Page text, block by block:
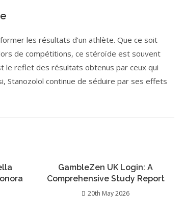
les résultats d’un athlète. Que ce soit
de compétitions, ce stéroïde est souvent
le reflet des résultats obtenus par ceux qui
Stanozolol continue de séduire par ses effets
GambleZen UK Login: A
Comprehensive Study Report
20th May 2026